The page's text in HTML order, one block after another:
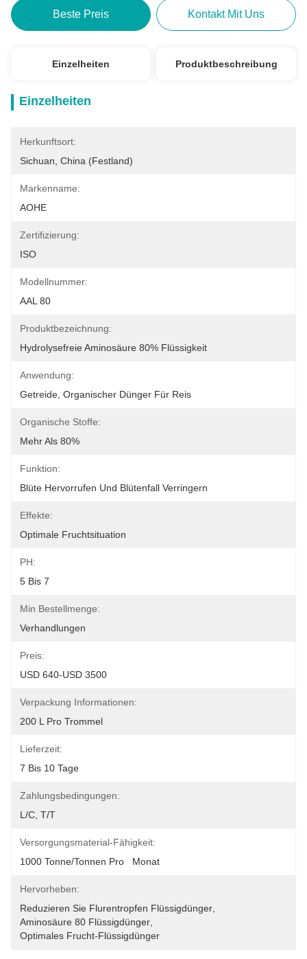
Beste Preis Kontakt Mit Uns
Einzelheiten Produktbeschreibung
Einzelheiten
Herkunftsort:
Sichuan, China (Festland)
Markenname:
AOHE
Zertifizierung:
ISO
Modellnummer:
AAL 80
Produktbezeichnung:
Hydrolysefreie Aminosäure 80% Flüssigkeit
Anwendung:
Getreide, Organischer Dünger Für Reis
Organische Stoffe:
Mehr Als 80%
Funktion:
Blüte Hervorrufen Und Blütenfall Verringern
Effekte:
Optimale Fruchtsituation
PH:
5 Bis 7
Min Bestellmenge:
Verhandlungen
Preis:
USD 640-USD 3500
Verpackung Informationen:
200 L Pro Trommel
Lieferzeit:
7 Bis 10 Tage
Zahlungsbedingungen:
L/C, T/T
Versorgungsmaterial-Fähigkeit:
1000 Tonne/Tonnen Pro   Monat
Hervorheben:
Reduzieren Sie Flurentropfen Flüssigdünger
Aminosäure 80 Flüssigdünger
Optimales Frucht-Flüssigdünger